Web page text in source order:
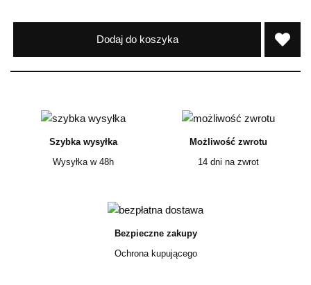
Dodaj do koszyka
Szybka wysyłka
Wysyłka w 48h
Możliwość zwrotu
14 dni na zwrot
Bezpieczne zakupy
Ochrona kupującego